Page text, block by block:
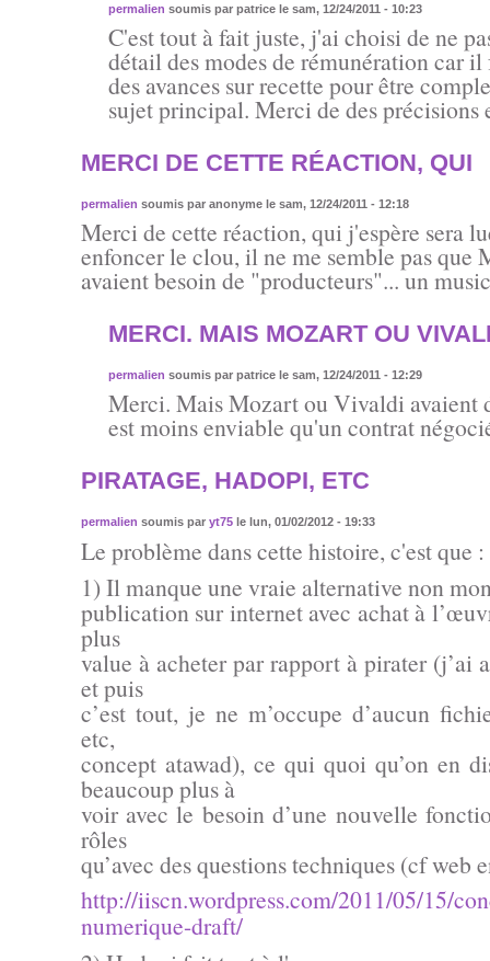
permalien soumis par patricele sam, 12/24/2011 - 10:23
C'est tout à fait juste, j'ai choisi de ne
détail des modes de rémunération car
des avances sur recette pour être
sujet principal. Merci de des précisions
MERCI DE CETTE RÉACTION, QUI
permalien soumis par anonymele sam, 12/24/2011 - 12:18
Merci de cette réaction, qui j'espère sera
enfoncer le clou, il ne me semble pas
avaient besoin de "producteurs"... un
MERCI. MAIS MOZART OU
permalien soumis par patricele sam, 12/24/2011 - 12:29
Merci. Mais Mozart ou Vivaldi avaient
est moins enviable qu'un contrat
PIRATAGE, HADOPI, ETC
permalien soumis par yt75le lun, 01/02/2012 - 19:33
Le problème dans cette histoire, c'est que :
1) Il manque une vraie alternative non
publication sur internet avec achat à
plus
value à acheter par rapport à pirater (j’ai
et puis
c’est tout, je ne m’occupe d’aucun
etc,
concept atawad), ce qui quoi qu’on en
beaucoup plus à
voir avec le besoin d’une nouvelle
rôles
qu’avec des questions techniques (cf web
http://iiscn.wordpress.com/2011/05/15/
numerique-draft/